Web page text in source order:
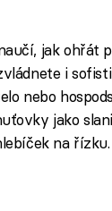
jak ohřát
i
nebo
jako
na řízku.